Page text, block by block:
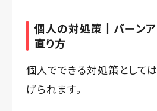
個人の対処策┃バーンア
直り方
個人でできる対処策として
げられます。